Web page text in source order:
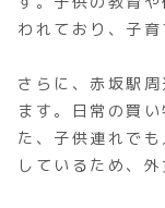
われており、子
さらに、赤坂駅
ます。日常の買
た、子供連れで
しているため、